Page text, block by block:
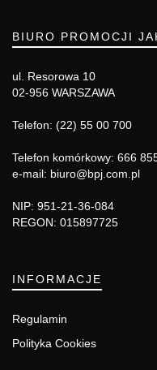
BIURO PROMOCJI
ul. Resorowa 10
02-956 WARSZAWA
Telefon: (22) 55 00 700
Telefon komórkowy: 666
e-mail: biuro@bpj.com.pl
NIP: 951-21-36-084
REGON: 015897725
INFORMACJE
Regulamin
Polityka Cookies